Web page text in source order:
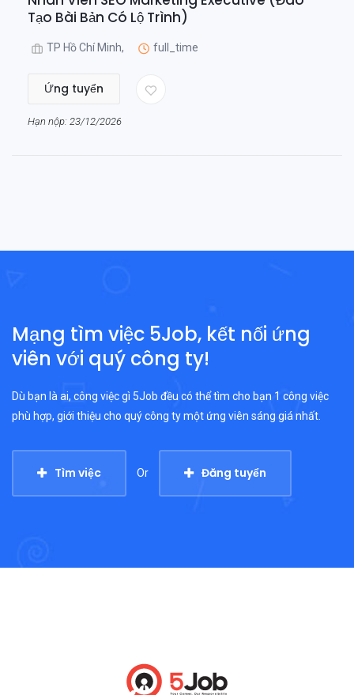
Tạo Bài Bản Có Lộ Trình)
TP Hồ Chí Minh, full_time
Ứng tuyển
Hạn nộp: 23/12/2026
Mạng tìm việc 5Job, kết nối ứng
viên với quý công ty!
Dù bạn là ai, công việc gì 5Job đều có thể tìm cho bạn 1 công việc
phù hợp, giới thiệu cho quý công ty một ứng viên sáng giá nhất.
Tìm việc Or Đăng tuyển